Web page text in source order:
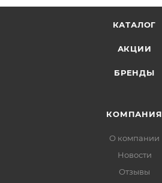
КАТАЛОГ
АКЦИИ
БРЕНДЫ
КОМПАНИЯ
О компании
Новости
Отзывы